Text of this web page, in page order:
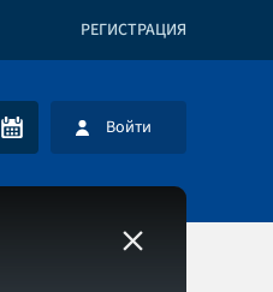
РЕГИСТРАЦИЯ
Войти